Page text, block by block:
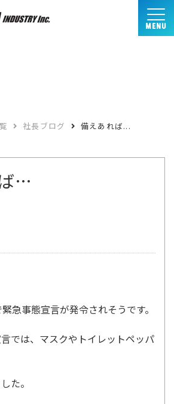
MENU
社長ブログ 備えあれば...
…
急事態宣言が発令されそうです。
では、マスクやトイレットペッパ
た。